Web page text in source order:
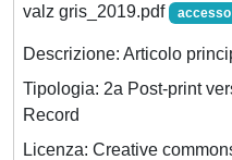
valz gris_2019.pdf
Descrizione: Articolo
Tipologia: 2a Post-print
Record
Licenza: Creative